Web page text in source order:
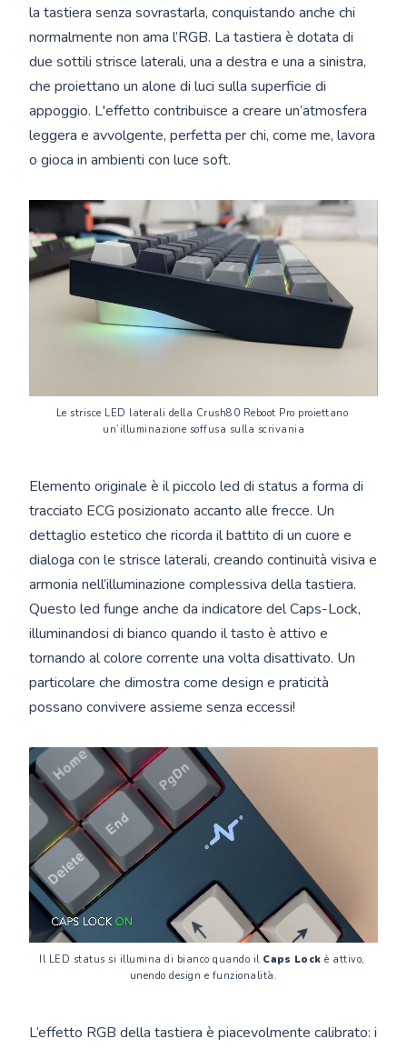
la tastiera senza sovrastarla, conquistando anche chi
normalmente non ama l’RGB. La tastiera è dotata di
due sottili strisce laterali, una a destra e una a sinistra,
che proiettano un alone di luci sulla superficie di
appoggio. L'effetto contribuisce a creare un’atmosfera
leggera e avvolgente, perfetta per chi, come me, lavora
o gioca in ambienti con luce soft.
Le strisce LED laterali della Crush80 Reboot Pro proiettano
un’illuminazione soffusa sulla scrivania
Elemento originale è il piccolo led di status a forma di
tracciato ECG posizionato accanto alle frecce. Un
dettaglio estetico che ricorda il battito di un cuore e
dialoga con le strisce laterali, creando continuità visiva e
armonia nell’illuminazione complessiva della tastiera.
Questo led funge anche da indicatore del Caps-Lock,
illuminandosi di bianco quando il tasto è attivo e
tornando al colore corrente una volta disattivato. Un
particolare che dimostra come design e praticità
possano convivere assieme senza eccessi!
Il LED status si illumina di bianco quando il Caps Lock è attivo,
unendo design e funzionalità.
L’effetto RGB della tastiera è piacevolmente calibrato: i